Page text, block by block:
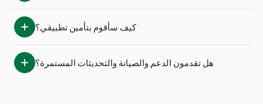
كيف سأقوم بتأمين تطبيقي؟
هل تقدمون الدعم والصيانة والتحديثات المستمرة؟